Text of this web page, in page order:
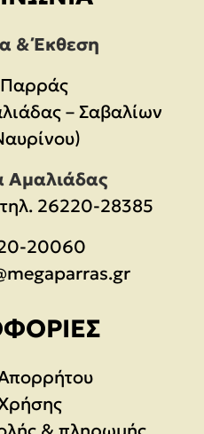
& Έκθεση
– Σαβαλίων
Αμαλιάδας
26220-28385
20060